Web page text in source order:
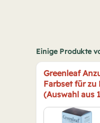
Einige Produkte
Greenleaf
Farbset für zu
(Auswahl aus
Farbtönen)